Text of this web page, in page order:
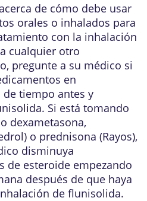
de cómo debe usar
orales o inhalados para
con la inhalación
cualquier otro
pregunte a su médico si
en
tiempo antes y
Si está tomando
dexametasona,
o prednisona (Rayos),
disminuya
de esteroide empezando
después de que haya
de flunisolida.